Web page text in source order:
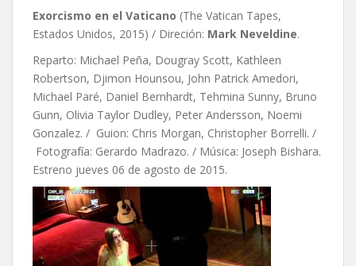
Exorcismo en el Vaticano (The Vatican Tapes,
Estados Unidos, 2015) / Direción: Mark Neveldine.
Reparto: Michael Peña, Dougray Scott, Kathleen
Robertson, Djimon Hounsou, John Patrick Amedori,
Michael Paré, Daniel Bernhardt, Tehmina Sunny, Bruno
Gunn, Olivia Taylor Dudley, Peter Andersson, Noemi
Gonzalez. / Guion: Chris Morgan, Christopher Borrelli. /
Fotografía: Gerardo Madrazo. / Música: Joseph Bishara.
Estreno jueves 06 de agosto de 2015.